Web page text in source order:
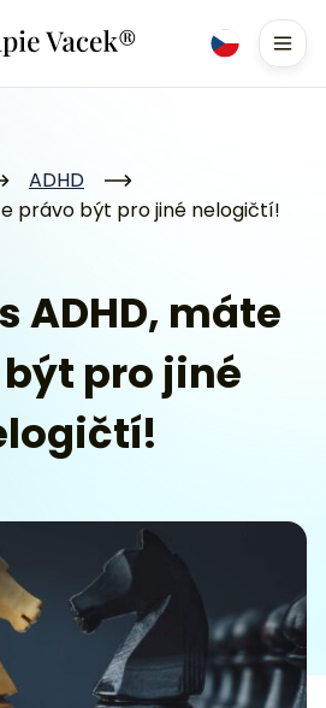
ADHD
právo být pro jiné nelogičtí!
ADHD, máte
pro jiné